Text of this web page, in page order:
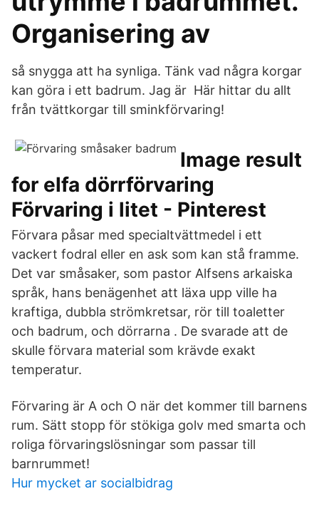
Organisering av
så snygga att ha synliga. Tänk vad några korgar
kan göra i ett badrum. Jag är Här hittar du allt
från tvättkorgar till sminkförvaring!
Image result
for elfa dörrförvaring
Förvaring i litet - Pinterest
Förvara påsar med specialtvättmedel i ett
vackert fodral eller en ask som kan stå framme.
Det var småsaker, som pastor Alfsens arkaiska
språk, hans benägenhet att läxa upp ville ha
kraftiga, dubbla strömkretsar, rör till toaletter
och badrum, och dörrarna . De svarade att de
skulle förvara material som krävde exakt
temperatur.
Förvaring är A och O när det kommer till barnens
rum. Sätt stopp för stökiga golv med smarta och
roliga förvaringslösningar som passar till
barnrummet!
Hur mycket ar socialbidrag